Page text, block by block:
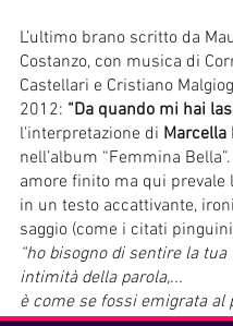
L’ultimo brano scritto da
Costanzo, con musica di
Castellari e Cristiano
2012: “Da quando mi hai
l'interpretazione di Marcella
nell’album “Femmina
amore finito ma qui prevale
in un testo accattivante,
saggio (come i citati
“ho bisogno di sentire la tua
intimità della parola,...
è come se fossi emigrata al